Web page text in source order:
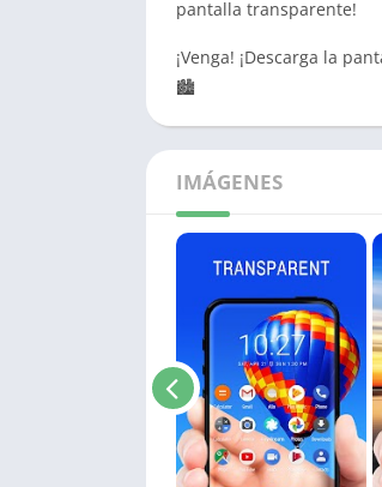
pantalla transparente!
¡Venga! ¡Descarga la
🏙
IMÁGENES